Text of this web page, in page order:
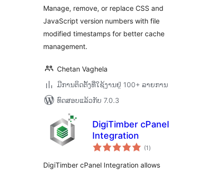
Manage, remove, or replace CSS and
JavaScript version numbers with file
modified timestamps for better cache
management.
Chetan Vaghela
ມີການຕິດຕັ້ງທີ່ໃຊ້ງານຢູ່ 100+ ລາຍການ
ທົດສອບແລ້ວກັບ 7.0.3
DigiTimber cPanel
Integration
(1 ຄະແນນ
ທັງໝົດ
)
DigiTimber cPanel Integration allows